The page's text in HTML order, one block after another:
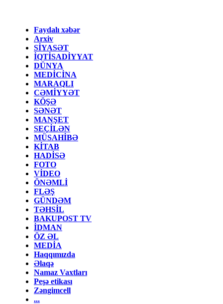
Faydalı xəbər
Arxiv
SİYASƏT
İQTİSADİYYAT
DÜNYA
MEDİCİNA
MARAQLI
CƏMİYYƏT
KÖŞƏ
SƏNƏT
MANŞET
SEÇİLƏN
MÜSAHİBƏ
KİTAB
HADİSƏ
FOTO
VİDEO
ÖNƏMLİ
FLƏŞ
GÜNDƏM
TƏHSİL
BAKUPOST TV
İDMAN
ÖZ ƏL
MEDİA
Haqqımızda
Əlaqə
Namaz Vaxtları
Peşə etikası
Zəngimcell
...